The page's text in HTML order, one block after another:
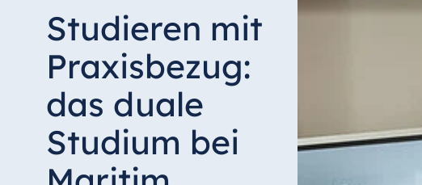
Studieren mit
Praxisbezug:
das duale
Studium bei